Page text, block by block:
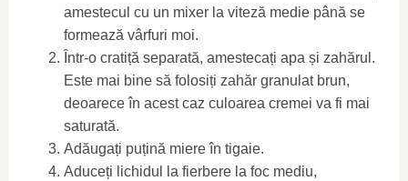
amestecul cu un mixer la viteză medie până se
formează vârfuri moi.
Într-o cratiță separată, amestecați apa și zahărul.
Este mai bine să folosiți zahăr granulat brun,
deoarece în acest caz culoarea cremei va fi mai
saturată.
Adăugați puțină miere în tigaie.
Aduceți lichidul la fierbere la foc mediu,